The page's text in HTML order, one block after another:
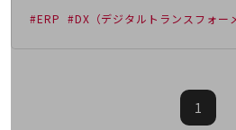
コミュニケーション・情報共有
#ERP #DX（デジタルトランスフォー
1